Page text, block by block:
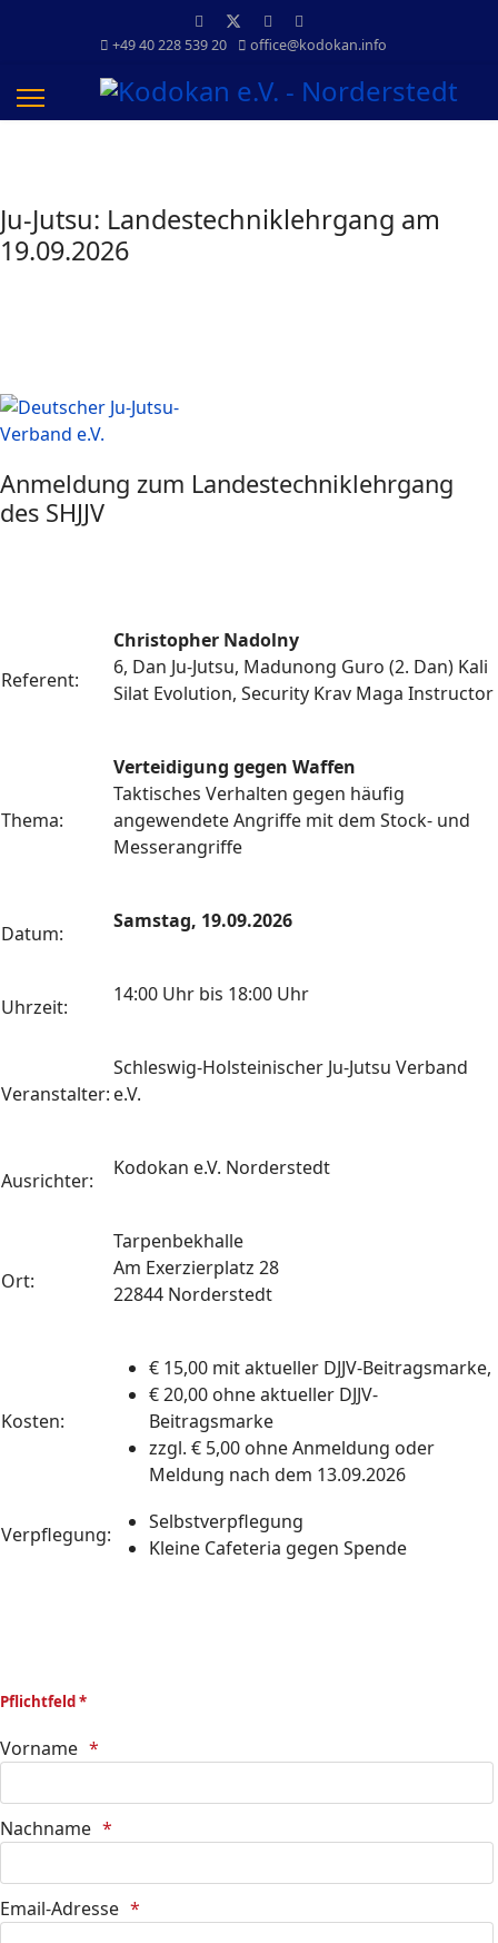
+49 40 228 539 20 office@kodokan.info
Ju-Jutsu: Landestechniklehrgang am
19.09.2026
Anmeldung zum Landestechniklehrgang
des SHJJV
Referent:
Christopher Nadolny
6, Dan Ju-Jutsu, Madunong Guro (2. Dan) Kali
Silat Evolution, Security Krav Maga Instructor
Thema:
Verteidigung gegen Waffen
Taktisches Verhalten gegen häufig
angewendete Angriffe mit dem Stock- und
Messerangriffe
Datum:
Samstag, 19.09.2026
Uhrzeit:
14:00 Uhr bis 18:00 Uhr
Veranstalter:
Schleswig-Holsteinischer Ju-Jutsu Verband
e.V.
Ausrichter:
Kodokan e.V. Norderstedt
Ort:
Tarpenbekhalle
Am Exerzierplatz 28
22844 Norderstedt
Kosten:
€ 15,00 mit aktueller DJJV-Beitragsmarke,
€ 20,00 ohne aktueller DJJV-
Beitragsmarke
zzgl. € 5,00 ohne Anmeldung oder
Meldung nach dem 13.09.2026
Verpflegung:
Selbstverpflegung
Kleine Cafeteria gegen Spende
Pflichtfeld *
Vorname
Nachname
Email-Adresse